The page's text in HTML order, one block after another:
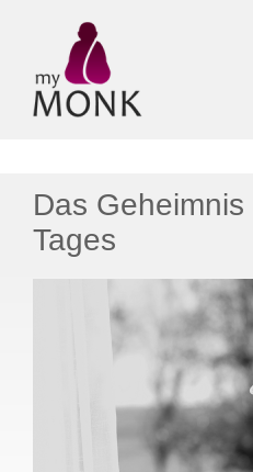
Das
Tages